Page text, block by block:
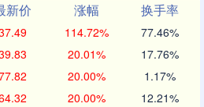
新价 涨幅
换手率
114.72% 77.46%
20.01% 17.76%
20.00% 1.17%
20.00% 12.21%